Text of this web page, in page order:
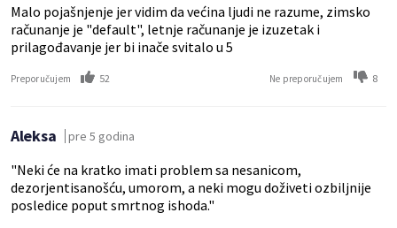
Malo pojašnjenje jer vidim da većina ljudi ne razume, zimsko
računanje je "default", letnje računanje je izuzetak i
prilagođavanje jer bi inače svitalo u 5
Preporučujem 52 Ne preporučujem 8
Aleksa pre 5 godina
"Neki će na kratko imati problem sa nesanicom,
dezorjentisanošću, umorom, a neki mogu doživeti ozbiljnije
posledice poput smrtnog ishoda."